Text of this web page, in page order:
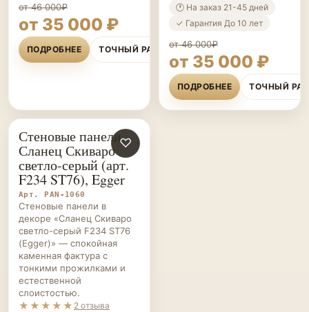
от 46 000₽
от 35 000 ₽
ПОДРОБНЕЕ ТОЧНЫЙ РАСЧЁТ
🕐 На заказ 21-45 дней
✓ Гарантия До 10 лет
от 46 000₽
от 35 000 ₽
ПОДРОБНЕЕ ТОЧНЫЙ
СТЕНОВЫЕ
ПАНЕЛИ НА ЗАКАЗ
♡
Стеновые панели
Сланец Скиваро
светло-серый (арт.
F234 ST76), Egger
Арт. PAN-1060
Стеновые панели в
декоре «Сланец Скиваро
светло-серый F234 ST76
(Egger)» — спокойная
каменная фактура с
тонкими прожилками и
естественной
слоистостью.
★★★★★ 2 отзыва